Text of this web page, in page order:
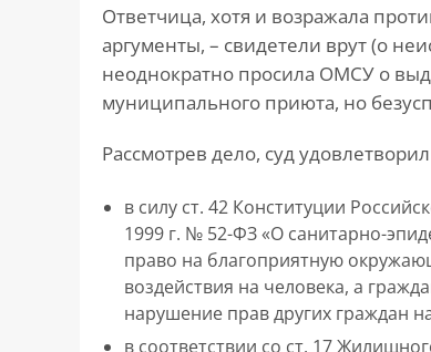
Ответчица, хотя и возражала
аргументы, – свидетели врут (о
неоднократно просила ОМСУ о
муниципального приюта, но
Рассмотрев дело, суд
в силу ст. 42 Конституции
1999 г. № 52-ФЗ «О санитарно-
право на благоприятную
воздействия на человека, а
нарушение прав других граждан
в соответствии со ст. 17